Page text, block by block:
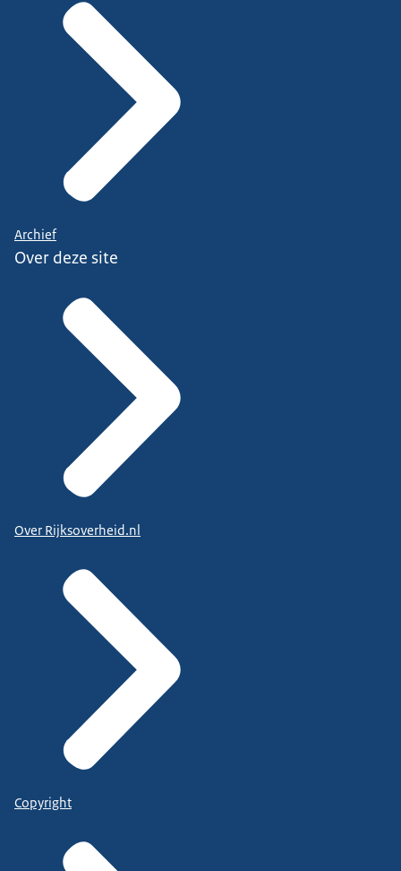
Archief
Over deze site
Over Rijksoverheid.nl
Copyright